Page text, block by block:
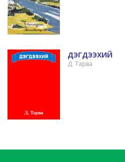
ДЭГДЭЭХИЙ
Д. Тарва